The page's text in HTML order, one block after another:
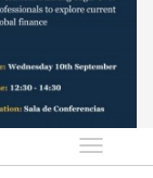
Idioma